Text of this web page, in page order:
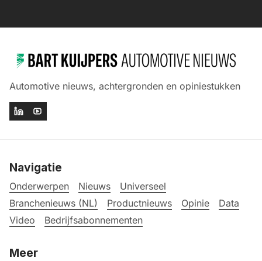
Automotive nieuws, achtergronden en opiniestukken
Navigatie
Onderwerpen Nieuws
Universeel
Branchenieuws (NL)
Productnieuws Opinie
Data
Video
Bedrijfsabonnementen
Meer